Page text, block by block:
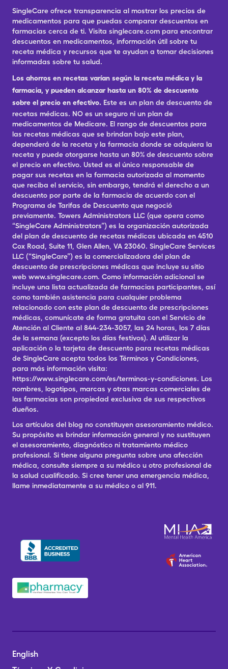
SingleCare ofrece transparencia al mostrar los precios de
medicamentos para que puedas comparar descuentos en
farmacias cerca de ti. Visita singlecare.com para encontrar
descuentos en medicamentos, información útil sobre tu
receta médica y recursos que te ayudan a tomar decisiones
informadas sobre tu salud.
Los ahorros en recetas varían según la receta médica y la
farmacia, y pueden alcanzar hasta un 80% de descuento
sobre el precio en efectivo. Este es un plan de descuento de
recetas médicas. NO es un seguro ni un plan de
medicamentos de Medicare. El rango de descuentos para
las recetas médicas que se brindan bajo este plan,
dependerá de la receta y la farmacia donde se adquiera la
receta y puede otorgarse hasta un 80% de descuento sobre
el precio en efectivo. Usted es el único responsable de
pagar sus recetas en la farmacia autorizada al momento
que reciba el servicio, sin embargo, tendrá el derecho a un
descuento por parte de la farmacia de acuerdo con el
Programa de Tarifas de Descuento que negoció
previamente. Towers Administrators LLC (que opera como
“SingleCare Administrators”) es la organización autorizada
del plan de descuento de recetas médicas ubicada en 4510
Cox Road, Suite 11, Glen Allen, VA 23060. SingleCare Services
LLC (“SingleCare”) es la comercializadora del plan de
descuento de prescripciones médicas que incluye su sitio
web www.singlecare.com. Como información adicional se
incluye una lista actualizada de farmacias participantes, así
como también asistencia para cualquier problema
relacionado con este plan de descuento de prescripciones
médicas, comunícate de forma gratuita con el Servicio de
Atención al Cliente al 844-234-3057, las 24 horas, los 7 días
de la semana (excepto los días festivos). Al utilizar la
aplicación o la tarjeta de descuento para recetas médicas
de SingleCare acepta todos los Términos y Condiciones,
para más información visita:
https://www.singlecare.com/es/terminos-y-condiciones. Los
nombres, logotipos, marcas y otras marcas comerciales de
las farmacias son propiedad exclusiva de sus respectivos
dueños.
Los artículos del blog no constituyen asesoramiento médico.
Su propósito es brindar información general y no sustituyen
el asesoramiento, diagnóstico ni tratamiento médico
profesional. Si tiene alguna pregunta sobre una afección
médica, consulte siempre a su médico u otro profesional de
la salud cualificado. Si cree tener una emergencia médica,
llame inmediatamente a su médico o al 911.
English